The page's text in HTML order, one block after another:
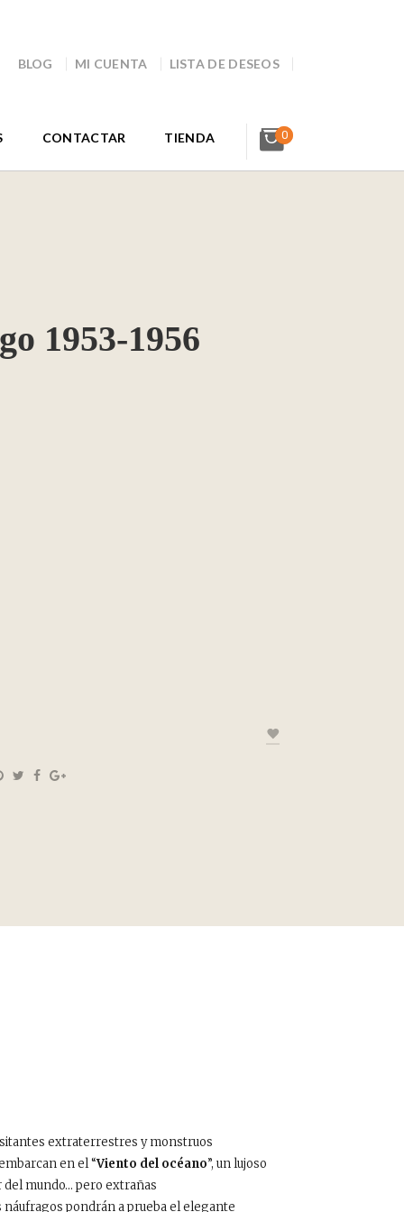
BLOG MI CUENTA LISTA DE DESEOS
CONTACTAR TIENDA 0
1953-1956
extraterrestres y monstruos
en el “Viento del océano”, un lujoso
del mundo… pero extrañas
pondrán a prueba el elegante